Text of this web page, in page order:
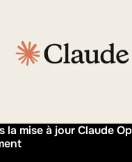
la mise à jour Claude